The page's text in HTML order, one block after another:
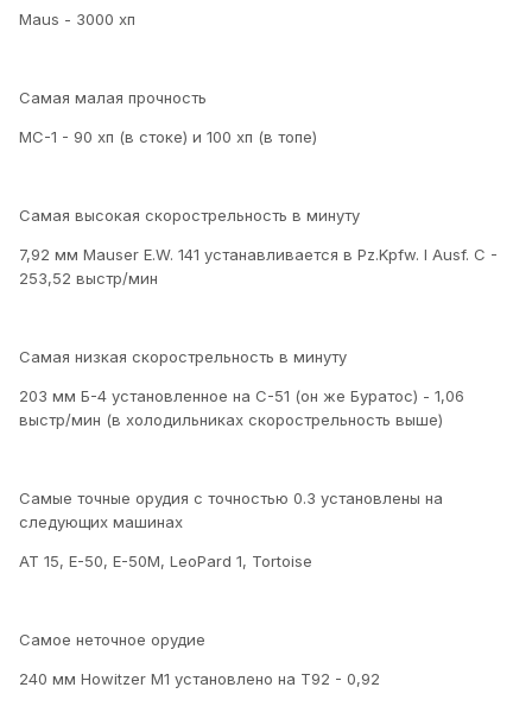
Maus - 3000 хп
Самая малая прочность
МС-1 - 90 хп (в стоке) и 100 хп (в топе)
Самая высокая скорострельность в минуту
7,92 мм Mauser E.W. 141 устанавливается в Pz.Kpfw. I Ausf. C -
253,52 выстр/мин
Самая низкая скорострельность в минуту
203 мм Б-4 установленное на С-51 (он же Буратос) - 1,06
выстр/мин (в холодильниках скорострельность выше)
Самые точные орудия с точностью 0.3 установлены на
следующих машинах
AT 15, Е-50, Е-50М, LeoPard 1, Tortoise
Самое неточное орудие
240 мм Howitzer M1 установлено на Т92 - 0,92